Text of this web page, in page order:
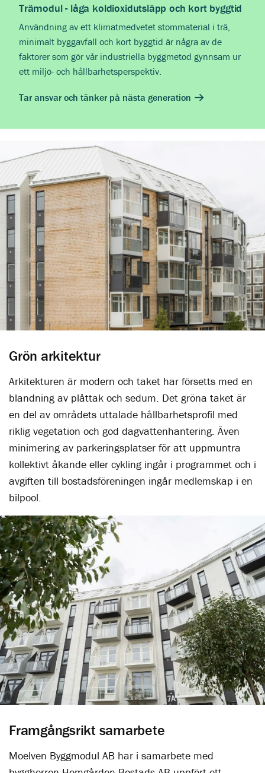
Trämodul - låga koldioxidutsläpp och kort byggtid
Användning av ett klimatmedvetet stommaterial i trä,
minimalt byggavfall och kort byggtid är några av de
faktorer som gör vår industriella byggmetod gynnsam ur
ett miljö- och hållbarhetsperspektiv.
Tar ansvar och tänker på nästa generation
Grön arkitektur
Arkitekturen är modern och taket har försetts med en
blandning av plåttak och sedum. Det gröna taket är
en del av områdets uttalade hållbarhetsprofil med
riklig vegetation och god dagvattenhantering. Även
minimering av parkeringsplatser för att uppmuntra
kollektivt åkande eller cykling ingår i programmet och i
avgiften till bostadsföreningen ingår medlemskap i en
bilpool.
Framgångsrikt samarbete
Moelven Byggmodul AB har i samarbete med